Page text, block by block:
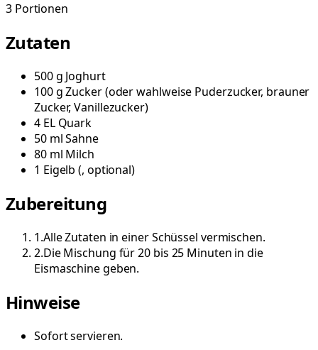
3 Portionen
Zutaten
500g Joghurt
100gZucker(oder wahlweise Puderzucker, brauner
Zucker, Vanillezucker)
4 EL Quark
50 mlSahne
80 ml Milch
1 Eigelb (, optional)
Zubereitung
1.Alle Zutaten in einer Schüssel vermischen.
2.Die Mischung für 20 bis 25 Minuten in die
Eismaschine geben.
Hinweise
Sofort servieren.